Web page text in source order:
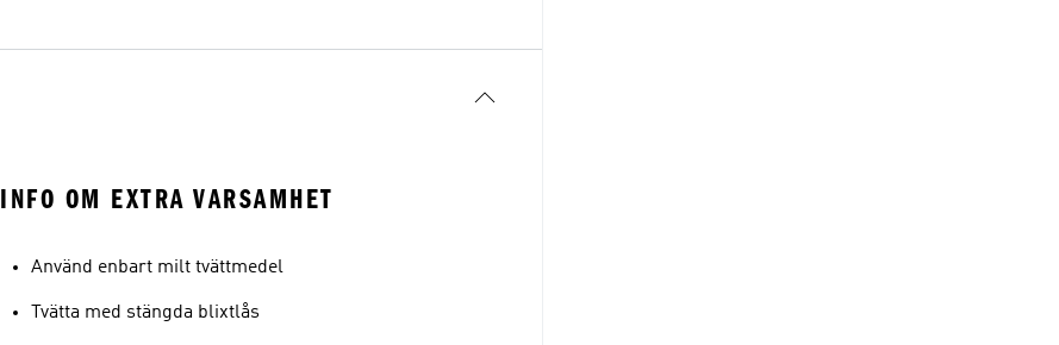
INFO OM EXTRA VARSAMHET
Använd enbart milt tvättmedel
Tvätta med stängda blixtlås